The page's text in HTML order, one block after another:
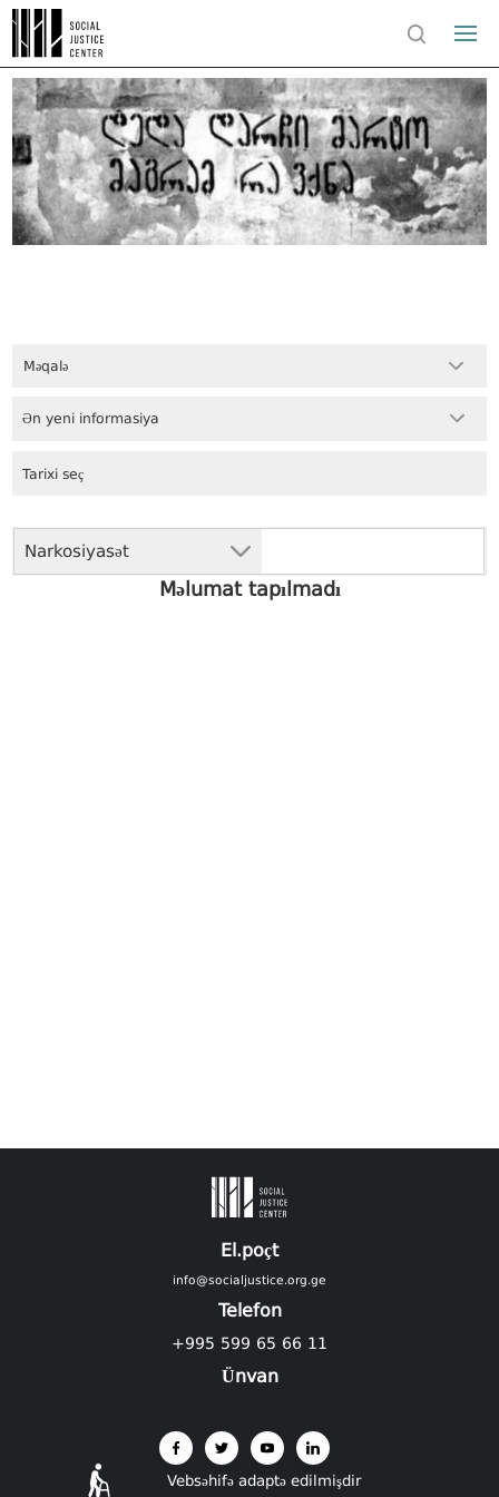
Məqalə
Narkosiyasət
Ən yeni informasiya
Məlumat tapılmadı
El.poçt
info@socialjustice.org.ge
Telefon
+995 599 65 66 11
Ünvan
Vebsəhifə adaptə edilmişdir